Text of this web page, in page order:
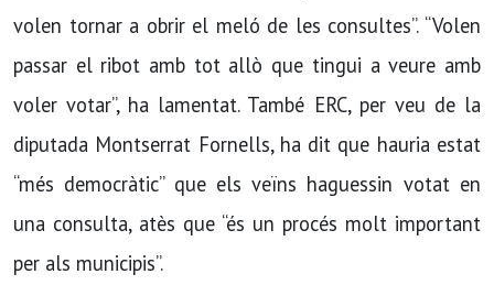
volen tornar a obrir el meló de les consultes”. “Volen
passar el ribot amb tot allò que tingui a veure amb
voler votar”, ha lamentat. També ERC, per veu de la
diputada Montserrat Fornells, ha dit que hauria estat
“més democràtic” que els veïns haguessin votat en
una consulta, atès que “és un procés molt important
per als municipis”.